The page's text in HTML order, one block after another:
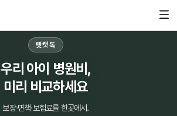
펫캣독
우리 아이 병원비,
미리 비교하세요
보장·면책·보험료를 한곳에서.